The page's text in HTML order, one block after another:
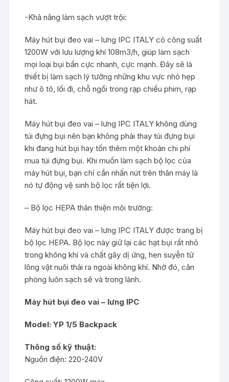
-Khả năng làm sạch vượt trội:
Máy hút bụi đeo vai – lưng IPC ITALY có công suất
1200W với lưu lượng khí 108m3/h, giúp làm sạch
mọi loại bụi bẩn cực nhanh, cực mạnh. Đây sẽ là
thiết bị làm sạch lý tưởng những khu vực nhỏ hẹp
như ô tô, lối đi, chỗ ngồi trong rạp chiếu phim, rạp
hát.
Máy hút bụi đeo vai – lưng IPC ITALY không dùng
túi đựng bụi nên bạn không phải thay túi đựng bụi
khi đang hút bụi hay tốn thêm một khoản chi phí
mua túi đựng bụi. Khi muốn làm sạch bộ lọc của
máy hút bụi, bạn chỉ cần nhấn nút trên thân máy là
nó tự động vệ sinh bộ lọc rất tiện lợi.
– Bộ lọc HEPA thân thiện môi trường:
Máy hút bụi đeo vai – lưng IPC ITALY được trang bị
bộ lọc HEPA. Bộ lọc này giữ lại các hạt bụi rất nhỏ
trong không khí và chất gây dị ứng, hen suyễn từ
lông vật nuôi thải ra ngoài không khí. Nhờ đó, căn
phòng luôn sạch sẽ và trong lành.
Máy hút bụi đeo vai – lưng IPC
Model:YP 1/5 Backpack
Thông số kỹ thuật:
Nguồn điện: 220-240V